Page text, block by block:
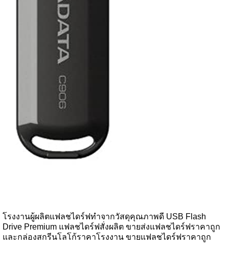
โรงงานผู้ผลิตแฟลชไดร์ฟทำจากวัสดุคุณภาพดี USB Flash
Drive Premium แฟลชไดร์ฟสั่งผลิต ขายส่งแฟลชไดร์ฟราคาถูก
และกล่องสกรีนโลโก้ราคาโรงงาน ขายแฟลชไดร์ฟราคาถูก